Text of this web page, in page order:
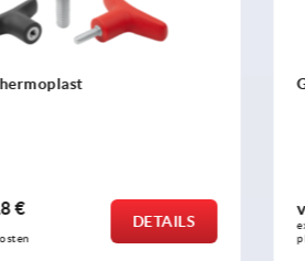
€
DETAILS